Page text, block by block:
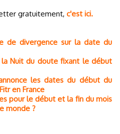
gratuitement, c'est ici.
de divergence sur la date du
Nuit du doute fixant le début
les dates du début du
en France
pour le début et la fin du mois
monde ?